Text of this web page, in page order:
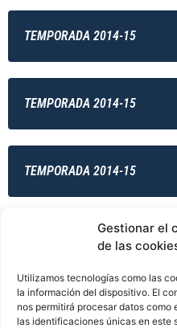
Gestionar el
de las
Utilizamos tecnologías como las
la información del dispositivo. El
nos permitirá procesar datos
las identificaciones únicas en este
TEMPORADA 2014-15
TEMPORADA 2014-15
TEMPORADA 2014-15
TEMPORADA 2014-15
TEMPORADA 2014-15